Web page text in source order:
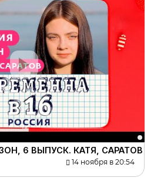
6 ВЫПУСК. КАТЯ, САРАТОВ
14 ноября в 20:54